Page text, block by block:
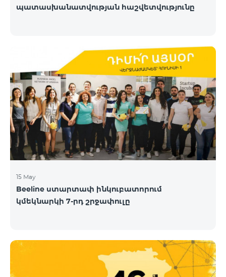
պատասխանատվության հաշվետվությունը
15 May
Beeline ստարտափ ինկուբատորում
կմեկնարկի 7-րդ շրջափուլը